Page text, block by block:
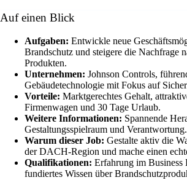
Auf einen Blick
Aufgaben: Entwickle neue
Brandschutz und steigere die Nachfrage
Produkten.
Unternehmen: Johnson Controls,
Gebäudetechnologie mit Fokus auf
Vorteile: Marktgerechtes Gehalt,
Firmenwagen und 30 Tage Urlaub.
Weitere Informationen: Spannende
Gestaltungsspielraum und Verantwortung.
Warum dieser Job: Gestalte aktiv die
der DACH-Region und mache einen
Qualifikationen: Erfahrung im Business
fundiertes Wissen über